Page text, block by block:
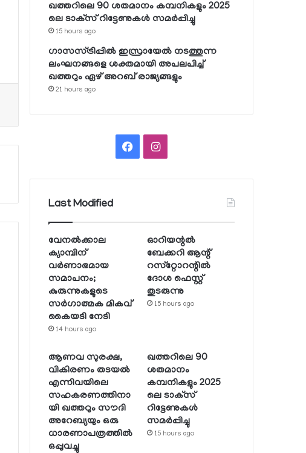
ഖത്തറിലെ 90 ശതമാനം കമ്പനികളും 2025
ലെ ടാക്‌സ് റിട്ടേണുകള്‍ സമര്‍പ്പിച്ചു
15 hours ago
ഗാസസ്ട്രിപ്പില്‍ ഇസ്രായേല്‍ നടത്തുന്ന
ലംഘനങ്ങളെ ശക്തമായി അപലപിച്ച്
ഖത്തറും ഏഴ് അറബ് രാജ്യങ്ങളും
21 hours ago
FacebookInstagram
Last Modified
വേനല്‍ക്കാല
ക്യാമ്പിന്
വര്‍ണാഭമായ
സമാപനം;
കുരുന്നുകളുടെ
സര്‍ഗാത്മക മികവ്
കൈയടി നേടി
14 hours ago
ഓറിയന്റല്‍
ബേക്കറി ആന്റ്
റസ്‌റ്റോറന്റില്‍
ദോശ ഫെസ്റ്റ്
തുടരുന്നു
15 hours ago
ആണവ സുരക്ഷ,
വികിരണം തടയല്‍
എന്നിവയിലെ
സഹകരണത്തിനാ
യി ഖത്തറും സൗദി
അറേബ്യയും ഒരു
ധാരണാപത്രത്തില്‍
ഒപ്പുവച്ചു
ഖത്തറിലെ 90
ശതമാനം
കമ്പനികളും 2025
ലെ ടാക്‌സ്
റിട്ടേണുകള്‍
സമര്‍പ്പിച്ചു
15 hours ago